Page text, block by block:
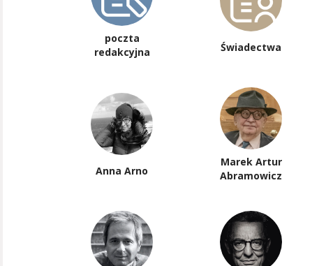
poczta
redakcyjna
Świadectwa
Anna Arno
Marek Artur
Abramowicz